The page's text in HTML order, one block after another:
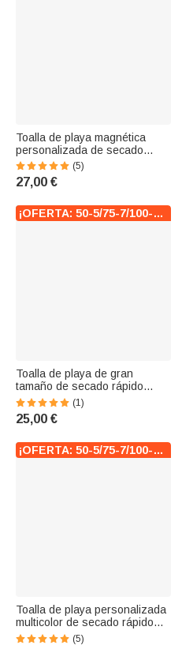
Toalla de playa magnética
personalizada de secado
rápido con nombre buceador
3D y animales marinos regalo
de verano para niños y niñas
(5)
27,00 €
¡OFERTA: 50-5/75-7/100-10!
Toalla de playa de gran
tamaño de secado rápido
personalizada con el nombre
Doodle Letter Ocean Elements
Beach Party Summer Vacation
(1)
25,00 €
¡OFERTA: 50-5/75-7/100-10!
Toalla de playa personalizada
multicolor de secado rápido
con lindo delfín y nombre
(5)